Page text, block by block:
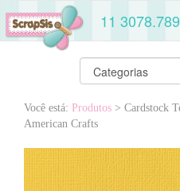
11
Você está: Produtos > Cardstock
American Crafts